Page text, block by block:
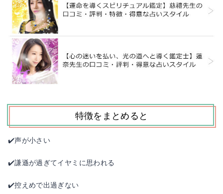
特徴をまとめると
✔️声が小さい
✔️謙遜が過ぎてイヤミに思われる
✔️控えめで出過ぎない